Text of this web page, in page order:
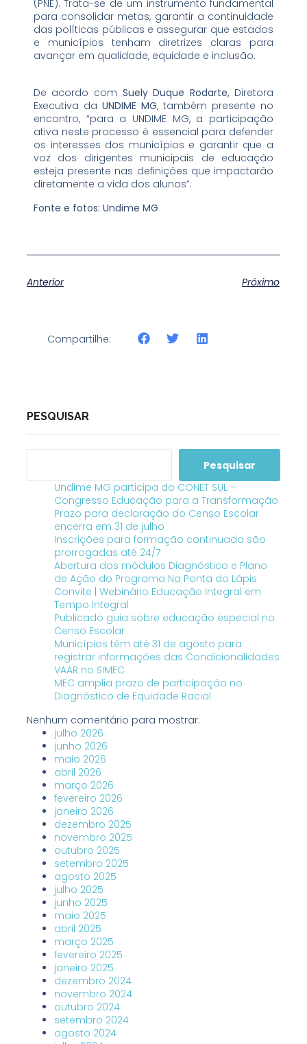
(PNE). Trata-se de um instrumento fundamental
para consolidar metas, garantir a continuidade
das políticas públicas e assegurar que estados
e municípios tenham diretrizes claras para
avançar em qualidade, equidade e inclusão.
De acordo com Suely Duque Rodarte,Diretora
Executiva da UNDIME MG, também presente no
encontro, “para a UNDIME MG, a participação
ativa neste processo é essencial para defender
os interesses dos municípios e garantir que a
voz dos dirigentes municipais de educação
esteja presente nas definições que impactarão
diretamente a vida dos alunos”.
Fonte e fotos: Undime MG
Anterior Próximo
Compartilhe:
PESQUISAR
Pesquisar
Undime MG participa do CONET SUL –
Congresso Educação para a Transformação
Prazo para declaração do Censo Escolar
encerra em 31 de julho
Inscrições para formação continuada são
prorrogadas até 24/7
Abertura dos módulos Diagnóstico e Plano
de Ação do Programa Na Ponta do Lápis
Convite | Webinário Educação Integral em
Tempo Integral
Publicado guia sobre educação especial no
Censo Escolar
Municípios têm até 31 de agosto para
registrar informações das Condicionalidades
VAAR no SIMEC
MEC amplia prazo de participação no
Diagnóstico de Equidade Racial
Nenhum comentário para mostrar.
julho 2026
junho 2026
maio 2026
abril 2026
março 2026
fevereiro 2026
janeiro 2026
dezembro 2025
novembro 2025
outubro 2025
setembro 2025
agosto 2025
julho 2025
junho 2025
maio 2025
abril 2025
março 2025
fevereiro 2025
janeiro 2025
dezembro 2024
novembro 2024
outubro 2024
setembro 2024
agosto 2024